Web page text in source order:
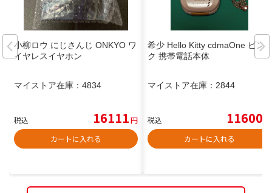
小柳ロウ にじさんじ ONKYO ワ
イヤレスイヤホン
マイストア在庫： 4834
税込 16111円
カートに入れる
希少 Hello Kitty cdmaOne ピン
ク 携帯電話本体
マイストア在庫： 2844
税込 11600
カートに入れる